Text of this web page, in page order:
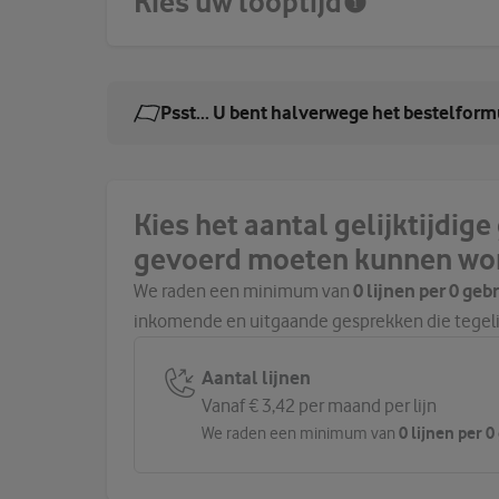
Psst... U bent halverwege het
Kies het aantal
gevoerd moeten kunnen
We raden een minimum van 0 lijnen per 0
inkomende en uitgaande gesprekken die
Aantal lijnen
Vanaf € 3,42 per maand per lijn
We raden een minimum van 0 lijnen per